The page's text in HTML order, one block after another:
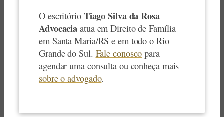
O escritório Tiago Silva da Rosa
Advocacia atua em Direito de Família
em Santa Maria/RS e em todo o Rio
Grande do Sul. Fale conosco para
agendar uma consulta ou conheça mais
sobre o advogado.